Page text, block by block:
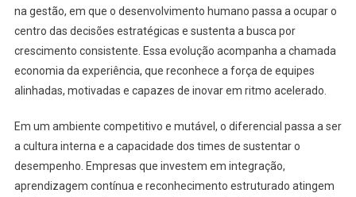
na gestão, em que o desenvolvimento humano passa a ocupar o
centro das decisões estratégicas e sustenta a busca por
crescimento consistente. Essa evolução acompanha a chamada
economia da experiência, que reconhece a força de equipes
alinhadas, motivadas e capazes de inovar em ritmo acelerado.
Em um ambiente competitivo e mutável, o diferencial passa a ser
a cultura interna e a capacidade dos times de sustentar o
desempenho. Empresas que investem em integração,
aprendizagem contínua e reconhecimento estruturado atingem